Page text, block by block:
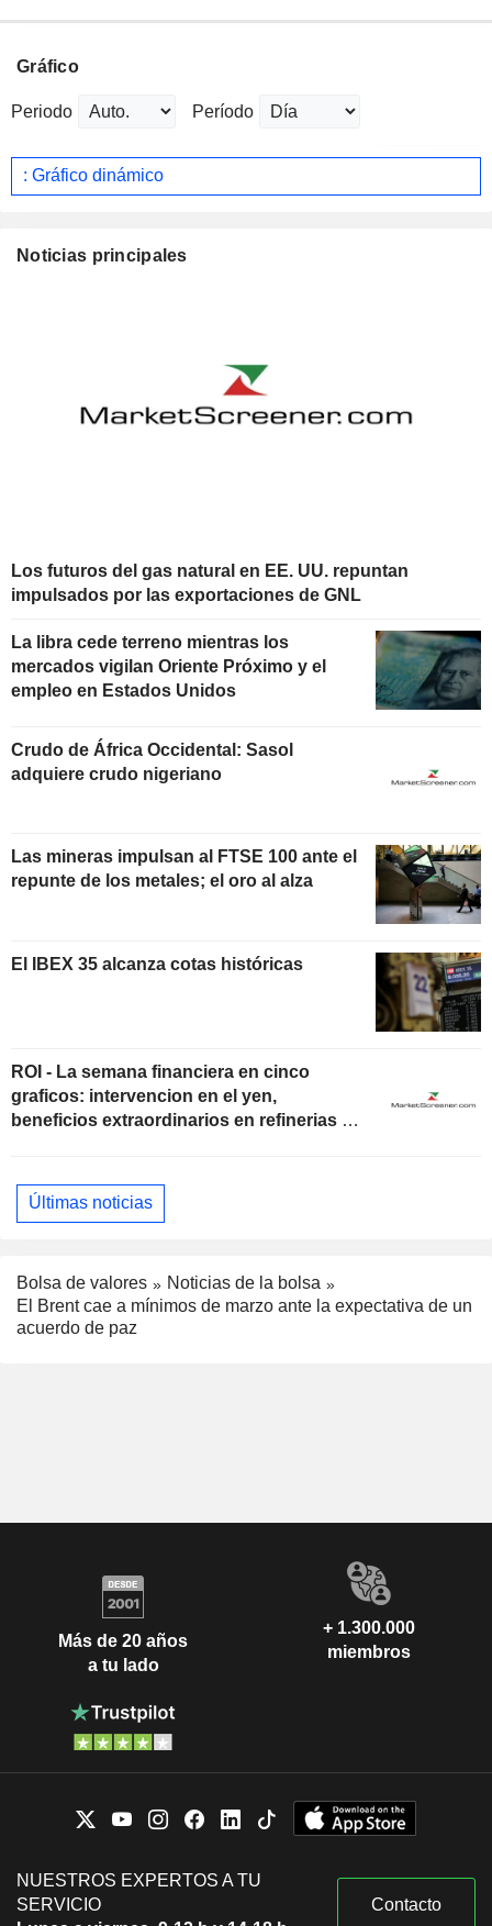
Gráfico
Periodo Período
: Gráfico dinámico
Noticias principales
Los futuros del gas natural en EE. UU. repuntan
impulsados por las exportaciones de GNL
La libra cede terreno mientras los
mercados vigilan Oriente Próximo y el
empleo en Estados Unidos
Crudo de África Occidental: Sasol
adquiere crudo nigeriano
Las mineras impulsan al FTSE 100 ante el
repunte de los metales; el oro al alza
El IBEX 35 alcanza cotas históricas
ROI - La semana financiera en cinco
graficos: intervencion en el yen,
beneficios extraordinarios en refinerias y
Últimas noticias
Bolsa de valores
Noticias de la bolsa
El Brent cae a mínimos de marzo ante la expectativa de un
acuerdo de paz
Más de 20 años
a tu lado
+ 1.300.000
miembros
NUESTROS EXPERTOS A TU
SERVICIO
Contacto